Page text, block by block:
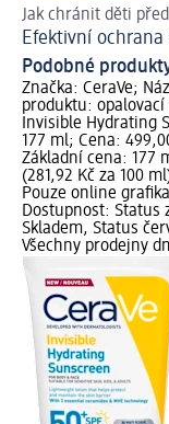
Jak chránit děti
Efektivní
Podobné
Značka: CeraVe;
produktu: opalovací
Invisible Hydrating
177 ml; Cena:
Základní cena: 177
(281,92 Kč za 100
Pouze online
Dostupnost: Status
Skladem, Status
Všechny prodejny